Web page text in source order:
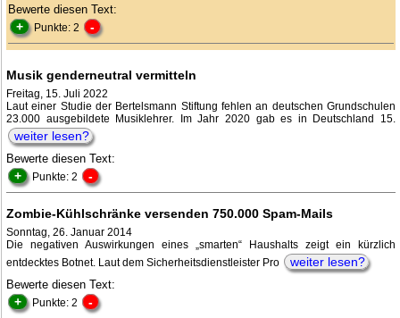
Bewerte diesen Text:
+ Punkte: 2 -
Musik genderneutral vermitteln
Freitag, 15. Juli 2022
Laut einer Studie der Bertelsmann Stiftung fehlen an deutschen Grundschulen
23.000 ausgebildete Musiklehrer. Im Jahr 2020 gab es in Deutschland 15.
weiter lesen?
Bewerte diesen Text:
+ Punkte: 2 -
Zombie-Kühlschränke versenden 750.000 Spam-Mails
Sonntag, 26. Januar 2014
Die negativen Auswirkungen eines „smarten“ Haushalts zeigt ein kürzlich
entdecktes Botnet. Laut dem Sicherheitsdienstleister Pro
weiter lesen?
Bewerte diesen Text:
+ Punkte: 2 -